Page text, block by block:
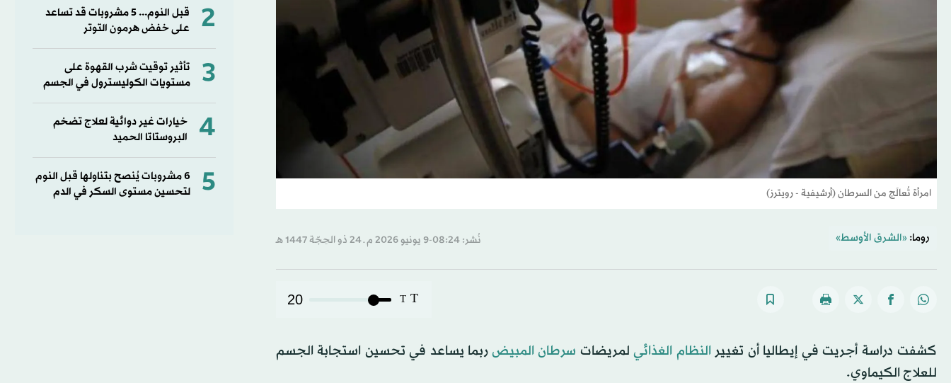
امرأة تُعالَج من السرطان (أرشيفية - رويترز)
روما: «الشرق الأوسط» نُشر: 08:24-9 يونيو 2026 م ـ 24 ذو الحِجّة 1447 هـ
T
T
20
كشفت دراسة أجريت في إيطاليا أن تغيير النظام الغذائي لمريضات سرطان المبيضربما يساعد في تحسين استجابة الجسم
للعلاج الكيماوي.
2
قبل النوم... 5 مشروبات قد تساعد
على خفض هرمون التوتر
3
تأثير توقيت شرب القهوة على
مستويات الكوليسترول في الجسم
4
خيارات غير دوائية لعلاج تضخم
البروستاتا الحميد
5
6 مشروبات يُنصح بتناولها قبل النوم
لتحسين مستوى السكر في الدم